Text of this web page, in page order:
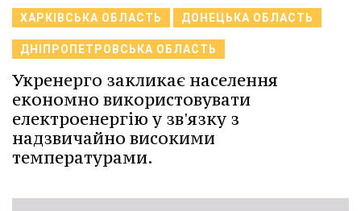
ХАРКІВСЬКА ОБЛАСТЬ ДОНЕЦЬКА ОБЛАСТЬ
ДНІПРОПЕТРОВСЬКА ОБЛАСТЬ
Укренерго закликає населення
економно використовувати
електроенергію у зв'язку з
надзвичайно високими
температурами.